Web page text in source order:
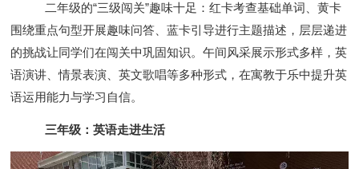
二年级的“三级闯关”趣味十足：红卡考查基础单词、黄卡
围绕重点句型开展趣味问答、蓝卡引导进行主题描述，层层递进
的挑战让同学们在闯关中巩固知识。午间风采展示形式多样，英
语演讲、情景表演、英文歌唱等多种形式，在寓教于乐中提升英
语运用能力与学习自信。
三年级：英语走进生活